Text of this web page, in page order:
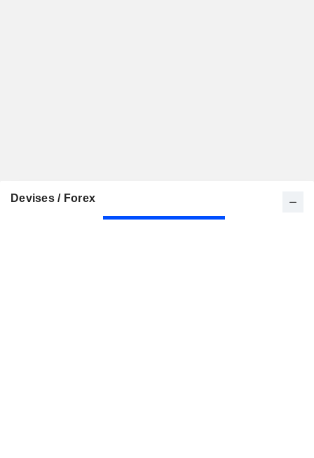
Devises / Forex